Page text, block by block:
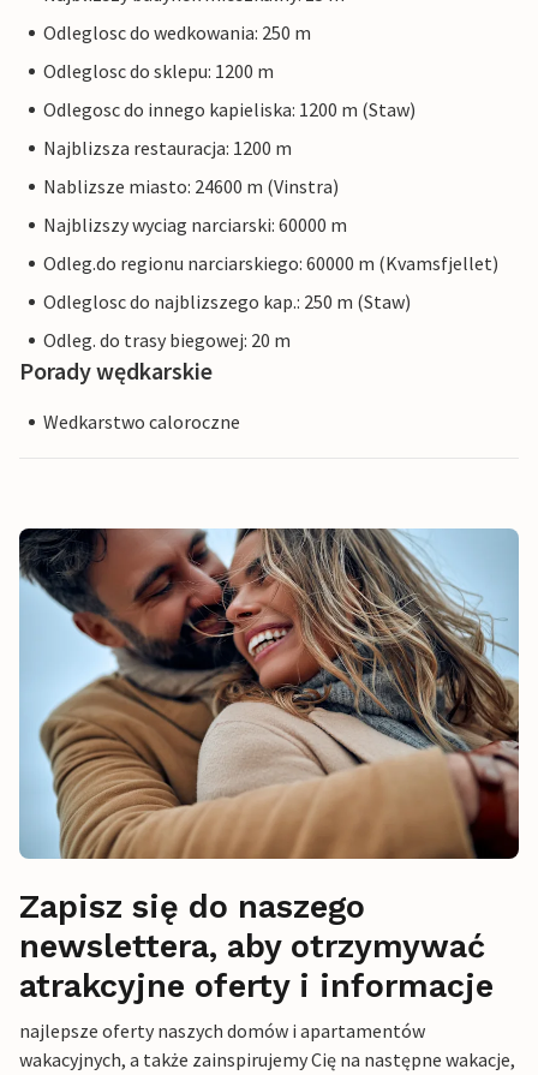
Odleglosc do wedkowania: 250 m
Odleglosc do sklepu: 1200 m
Odlegosc do innego kapieliska: 1200 m (Staw)
Najblizsza restauracja: 1200 m
Nablizsze miasto: 24600 m (Vinstra)
Najblizszy wyciag narciarski: 60000 m
Odleg.do regionu narciarskiego: 60000 m (Kvamsfjellet)
Odleglosc do najblizszego kap.: 250 m (Staw)
Odleg. do trasy biegowej: 20 m
Porady wędkarskie
Wedkarstwo caloroczne
Zapisz się do naszego
newslettera, aby otrzymywać
atrakcyjne oferty i informacje
najlepsze oferty naszych domów i apartamentów
wakacyjnych, a także zainspirujemy Cię na następne wakacje,